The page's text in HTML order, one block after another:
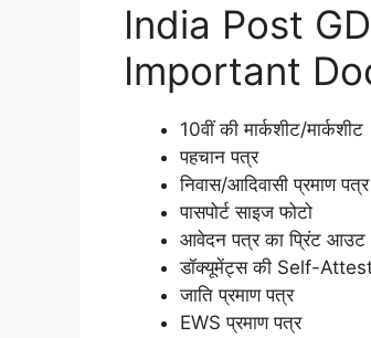
India Post
Important
10वीं की मार्कशीट/मार्कशीट
पहचान पत्र
निवास/आदिवासी प्रमाण पत्र
पासपोर्ट साइज फोटो
आवेदन पत्र का प्रिंट आउट
डॉक्यूमेंट्स की Self-
जाति प्रमाण पत्र
EWS प्रमाण पत्र